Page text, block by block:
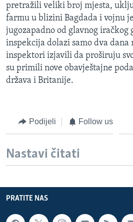
MAGAZIN
O GLASU AMERIKE
Learning English
PRATITE NAS
Jezici
pretražili veliki broj mjesta,
farmu u blizini Bagdada i vojnu
jugozapadno od glavnog iračkog
inspekcija dolazi samo dva dana
inspektori izjavili da proširuju
su primili nove obavještajne
država i Britanije.
Podijeli Follow us
Nastavi čitati
PRATITE NAS